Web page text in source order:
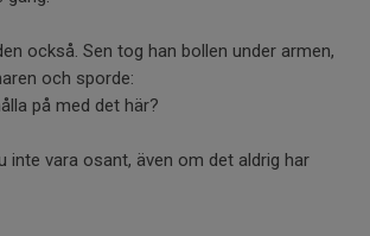
också. Sen tog han bollen under armen,
och sporde:
på med det här?
inte vara osant, även om det aldrig har